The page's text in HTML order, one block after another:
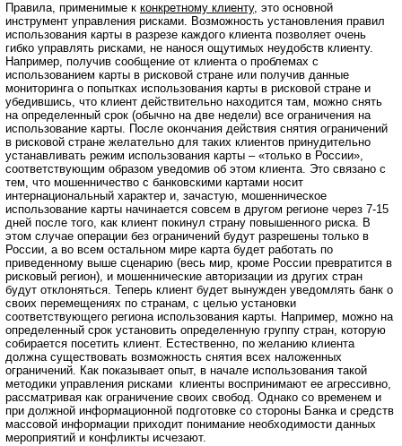
Правила, применимые к конкретному клиенту, это основной
инструмент управления рисками. Возможность установления правил
использования карты в разрезе каждого клиента позволяет очень
гибко управлять рисками, не нанося ощутимых неудобств клиенту.
Например, получив сообщение от клиента о проблемах с
использованием карты в рисковой стране или получив данные
мониторинга о попытках использования карты в рисковой стране и
убедившись, что клиент действительно находится там, можно снять
на определенный срок (обычно на две недели) все ограничения на
использование карты. После окончания действия снятия ограничений
в рисковой стране желательно для таких клиентов принудительно
устанавливать режим использования карты – «только в России»,
соответствующим образом уведомив об этом клиента. Это связано с
тем, что мошенничество с банковскими картами носит
интернациональный характер и, зачастую, мошенническое
использование карты начинается совсем в другом регионе через 7-15
дней после того, как клиент покинул страну повышенного риска. В
этом случае операции без ограничений будут разрешены только в
России, а во всем остальном мире карта будет работать по
приведенному выше сценарию (весь мир, кроме России превратится в
рисковый регион), и мошеннические авторизации из других стран
будут отклоняться. Теперь клиент будет вынужден уведомлять банк о
своих перемещениях по странам, с целью установки
соответствующего региона использования карты. Например, можно на
определенный срок установить определенную группу стран, которую
собирается посетить клиент. Естественно, по желанию клиента
должна существовать возможность снятия всех наложенных
ограничений. Как показывает опыт, в начале использования такой
методики управления рисками клиенты воспринимают ее агрессивно,
рассматривая как ограничение своих свобод. Однако со временем и
при должной информационной подготовке со стороны Банка и средств
массовой информации приходит понимание необходимости данных
мероприятий и конфликты исчезают.